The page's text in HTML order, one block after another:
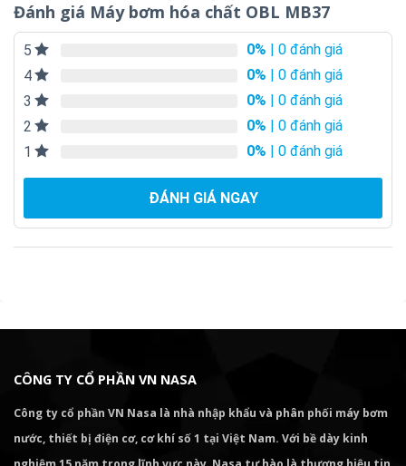
Đánh giá Máy bơm hóa chất OBL MB37
5 0% | 0 đánh giá
4
0% | 0 đánh giá
3
0% | 0 đánh giá
2
0% | 0 đánh giá
1
0% | 0 đánh giá
ĐÁNH GIÁ NGAY
CÔNG TY CỔ PHẦN VN NASA
Công ty cổ phần VN Nasa là nhà nhập khẩu và phân phối máy bơm
nước, thiết bị điện cơ, cơ khí số 1 tại Việt Nam. Với bề dày kinh